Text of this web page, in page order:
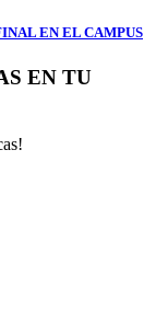
EN EL CAMPUS
EN TU